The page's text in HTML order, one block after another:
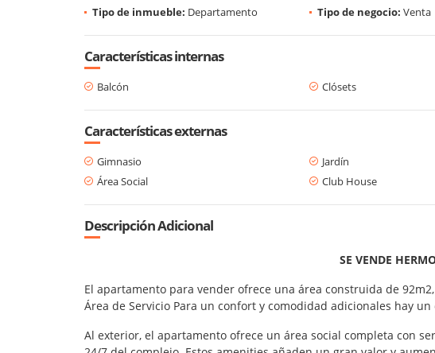
Tipo de inmueble: Departamento Tipo de negocio: Venta
Características internas
Balcón Clósets
Características externas
Gimnasio Jardín
Área Social
Club House
Descripción Adicional
SE VENDE
El apartamento para vender ofrece una área construida de
Área de Servicio Para un confort y comodidad adicionales hay
Al exterior, el apartamento ofrece un área social completa con